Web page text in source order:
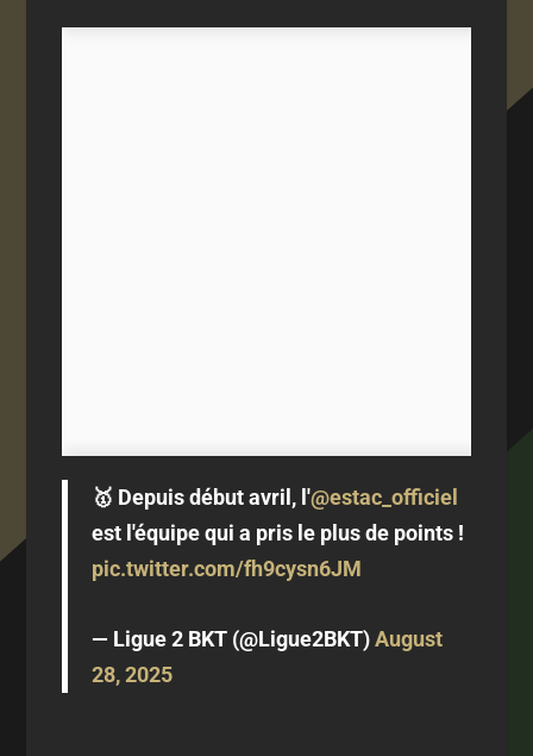
🥇 Depuis début avril, l'@estac_officiel
est l'équipe qui a pris le plus de points !
pic.twitter.com/fh9cysn6JM
— Ligue 2 BKT (@Ligue2BKT)August
28, 2025